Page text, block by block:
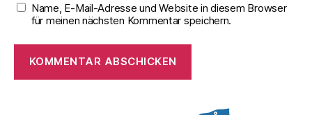
Name, E-Mail-Adresse und Website in diesem Browser
für meinen nächsten Kommentar speichern.